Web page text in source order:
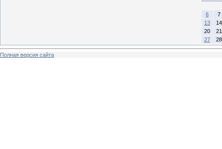
6
7
13
14
20
21
27
28
Полная версия сайта